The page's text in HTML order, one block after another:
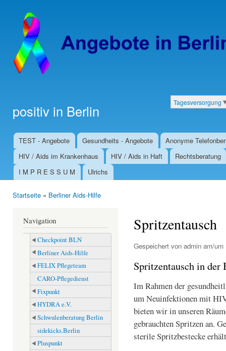
positiv in Berlin Kategorien
Tagesversorgung
Hauptmenü
TEST - Angebote Gesundheits - Angebote
Anonyme
HIV / Aids im Krankenhaus
HIV / Aids in Haft
Rechtsberatung
I M P R E S S U M
Ulrichs
Startseite » Berliner Aids-Hilfe
Navigation
Checkpoint BLN
Berliner Aids-Hilfe
FELIX Pflegeteam
CARO-Pflegedienst
Fixpunkt
HYDRA e.V.
Schwulenberatung Berlin
sidekicks.Berlin
Pluspunkt
Spritzentausch
Gespeichert von admin am/um
Spritzentausch in
Im Rahmen der
um Neuinfektionen mit
bieten wir in unseren
gebrauchten Spritzen an.
sterile Spritzbestecke